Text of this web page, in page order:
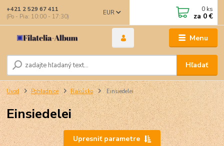
Menu
EUR
Hľadať
+421 2 529 67 411
(Po - Pia: 10:00 - 17:30)
0 ks
za 0 €
Úvod Pohľadnice Rakúsko Einsiedelei
Einsiedelei
Upresniť parametre